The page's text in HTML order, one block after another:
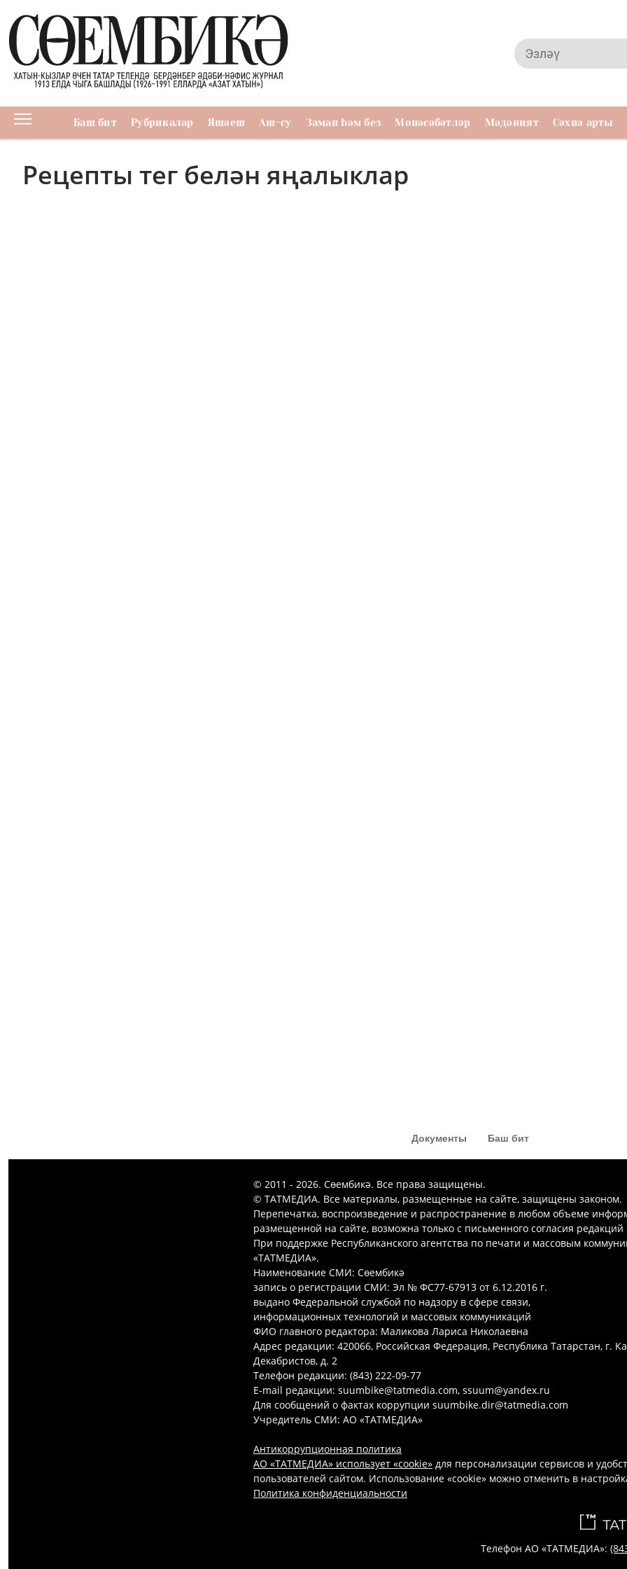
Баш бит Рубрикалар Яшәеш Аш-су Заман һәм без Мөнәсәбәтләр Мәдәният Сәхнә арты
Рецепты тег белән яңалыклар
Документы Баш бит
© 2011 - 2026. Сөембикә. Все права защищены.
© ТАТМЕДИА. Все материалы, размещенные на сайте, защищены законом.
Перепечатка, воспроизведение и распространение в любом объеме
размещенной на сайте, возможна только с письменного согласия
При поддержке Республиканского агентства по печати и массовым
«ТАТМЕДИА».
Наименование СМИ: Сөембикә
запись о регистрации СМИ: Эл № ФС77-67913 от 6.12.2016 г.
выдано Федеральной службой по надзору в сфере связи,
информационных технологий и массовых коммуникаций
ФИО главного редактора: Маликова Лариса Николаевна
Адрес редакции: 420066, Российская Федерация, Республика Татарстан, г.
Декабристов, д. 2
Телефон редакции: (843) 222-09-77
E-mail редакции: suumbike@tatmedia.com, ssuum@yandex.ru
Для сообщений о фактах коррупции suumbike.dir@tatmedia.com
Учредитель СМИ: АО «ТАТМЕДИА»
Антикоррупционная политика
АО «ТАТМЕДИА» использует «cookie» для персонализации сервисов и
пользователей сайтом. Использование «cookie» можно отменить в
Политика конфиденциальности
Телефон АО «ТАТМЕДИА»: